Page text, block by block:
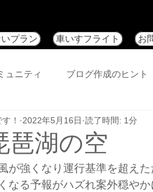
プラン 車いすフライト お
ュニティ ブログ作成のヒント
琶湖の空
！ 2022年5月16日 読了時間: 1分
が強くなり運行基準を超えた
なる予報がハズれ案外穏やか